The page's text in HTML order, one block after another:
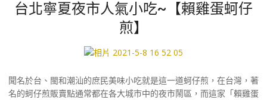
台北寧夏夜市人氣小吃~【賴雞蛋蚵仔
煎】
聞名於台、閩和潮汕的庶民美味小吃就是這一道蚵仔煎，在台灣，著
名的蚵仔煎販賣點通常都在各大城市中的夜市鬧區，而這家「賴雞蛋